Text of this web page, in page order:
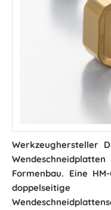
Werkzeughersteller
Formenbau. Eine